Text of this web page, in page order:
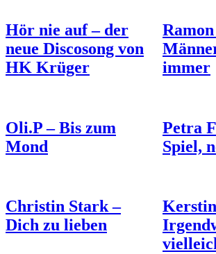
Hör nie auf – der
neue Discosong von
HK Krüger
immer
Oli.P – Bis zum
Mond
Petra
Spiel,
Christin Stark –
Dich zu lieben